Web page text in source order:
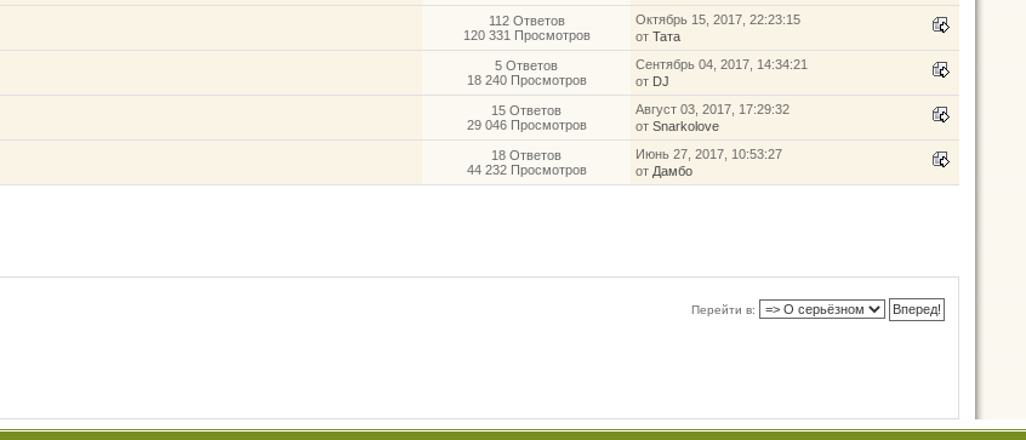
112 Ответов
120 331 Просмотров
Октябрь 15, 2017, 22:23:15
от Тата
5 Ответов
18 240 Просмотров
Сентябрь 04, 2017, 14:34:21
от DJ
15 Ответов
29 046 Просмотров
Август 03, 2017, 17:29:32
от Snarkolove
18 Ответов
44 232 Просмотров
Июнь 27, 2017, 10:53:27
от Дамбо
Перейти в: